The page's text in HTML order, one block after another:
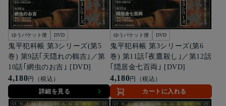
ゆうパケット便 DVD
鬼平犯科帳 第3シリーズ(第5
巻) 第9話｢天隠れの鶴吉｣／第
10話｢網虫のお吉｣ [DVD]
4,180円（税込）
詳細を見る
ゆうパケット便 DVD
鬼平犯科帳 第3シリーズ(第6
巻) 第11話｢夜鷹殺し｣／第12話
｢隠居金七百両｣ [DVD]
4,180円（税込）
カートに入れる